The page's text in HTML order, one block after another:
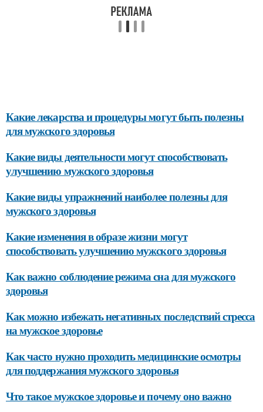
Какие лекарства и процедуры могут быть полезны
для мужского здоровья
Какие виды деятельности могут способствовать
улучшению мужского здоровья
Какие виды упражнений наиболее полезны для
мужского здоровья
Какие изменения в образе жизни могут
способствовать улучшению мужского здоровья
Как важно соблюдение режима сна для мужского
здоровья
Как можно избежать негативных последствий стресса
на мужское здоровье
Как часто нужно проходить медицинские осмотры
для поддержания мужского здоровья
Что такое мужское здоровье и почему оно важно